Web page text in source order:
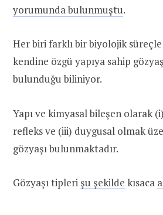
yorumunda bulunmuştu.
Her biri farklı bir biyolojik
kendine özgü yapıya sahip
bulunduğu biliniyor.
Yapı ve kimyasal bileşen olarak
refleks ve (iii) duygusal olmak
gözyaşı bulunmaktadır.
Gözyaşı tipleri şu şekilde kısaca